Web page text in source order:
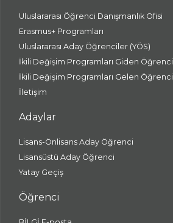
Uluslararası Öğrenci Danışmanlık Ofisi
Erasmus+ Programları
Uluslararası Aday Öğrenciler (YÖS)
İkili Değişim Programları Giden Öğrenci
İkili Değişim Programları Gelen Öğrenci
İletişim
Adaylar
Lisans-Önlisans Aday Öğrenci
Lisansüstü Aday Öğrenci
Yatay Geçiş
Öğrenci